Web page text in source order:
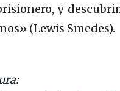
y
(Lewis Smedes).